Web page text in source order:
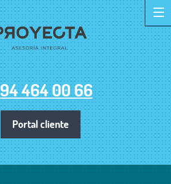
Portal cliente
94 464 00 66